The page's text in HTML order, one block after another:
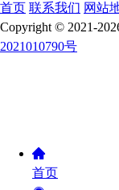
首页 联系我们 网站
Copyright © 2021-
2021010790号
首页